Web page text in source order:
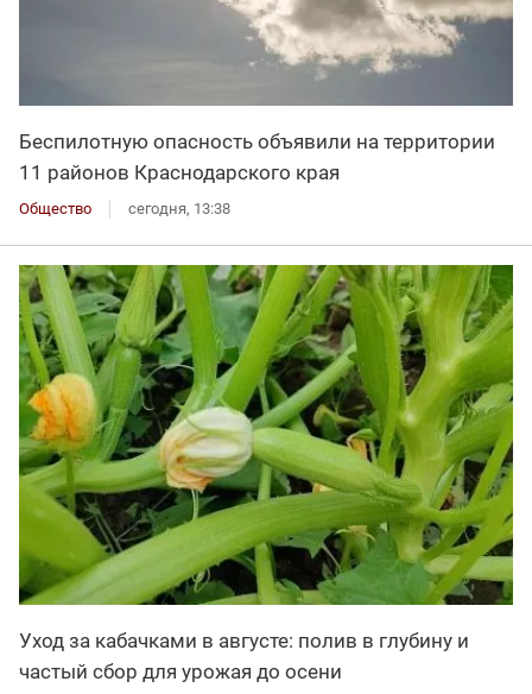
Беспилотную опасность объявили на территории
11 районов Краснодарского края
Общество сегодня, 13:38
Уход за кабачками в августе: полив в глубину и
частый сбор для урожая до осени